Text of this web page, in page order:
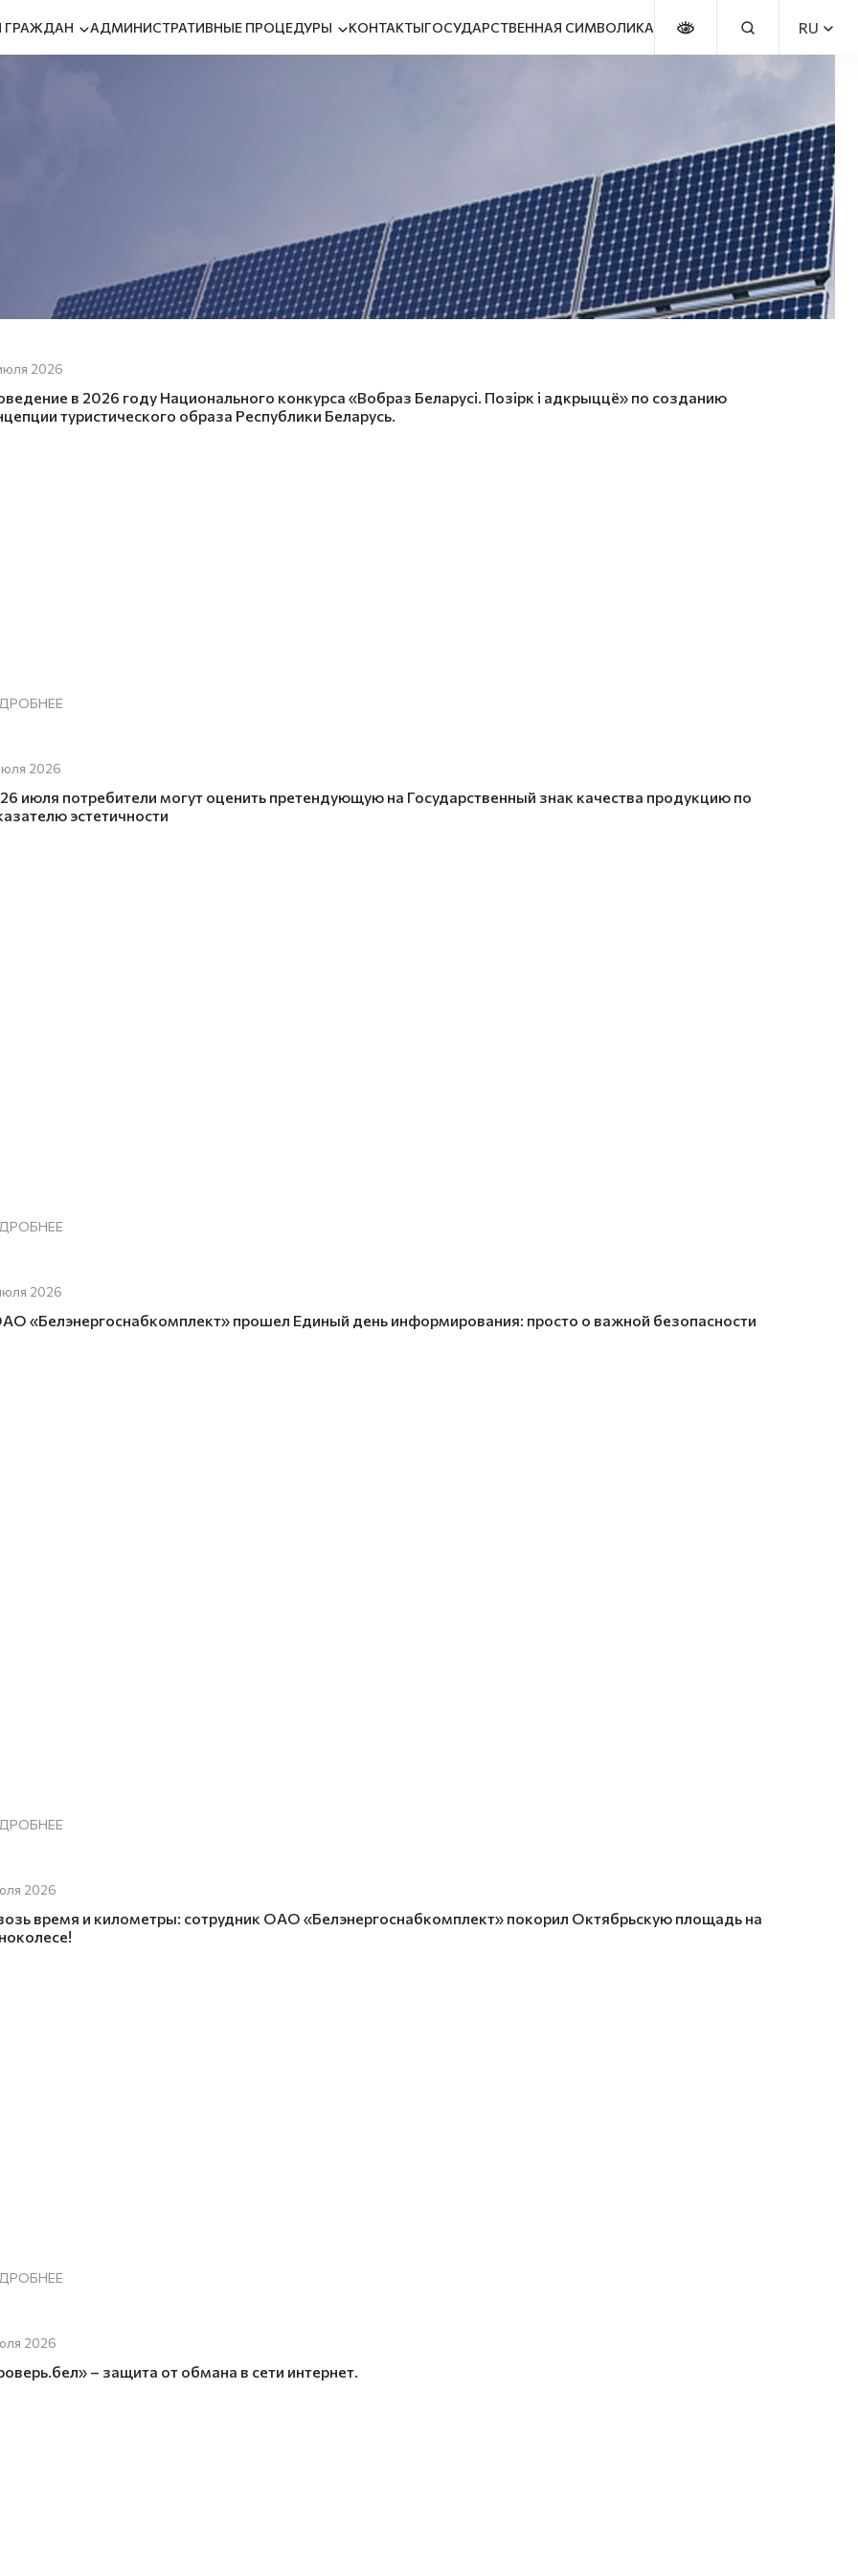
ГРАЖДАН АДМИНИСТРАТИВНЫЕ ПРОЦЕДУРЫ КОНТАКТЫГОСУДАРСТВЕННАЯ СИМВОЛИКА RU
2026
в 2026 году Национального конкурса «Вобраз Беларусi. Позiрк i адкрыццё» по созданию
туристического образа Республики Беларусь.
2026
июля потребители могут оценить претендующую на Государственный знак качества продукцию по
эстетичности
2026
«Белэнергоснабкомплект» прошел Единый день информирования: просто о важной безопасности
2026
время и километры: сотрудник ОАО «Белэнергоснабкомплект» покорил Октябрьскую площадь на
2026
– защита от обмана в сети интернет.